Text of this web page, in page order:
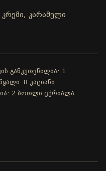
კარამელი
განკუთვნილია: 1
8 კაციანი
2 ბოთლი ცქრიალა